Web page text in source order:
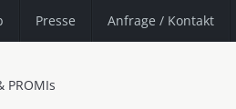
Presse Anfrage / Kontakt
PROMIs